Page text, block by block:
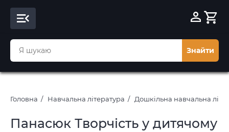
Знайти
Головна Навчальна література Дошкільна навчальна
Панасюк Творчість у дитячому